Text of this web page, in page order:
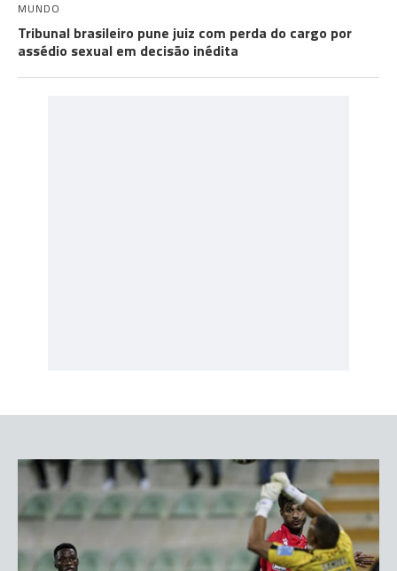
MUNDO
Tribunal brasileiro pune juiz com perda do cargo por
assédio sexual em decisão inédita